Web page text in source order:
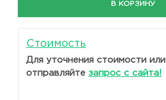
В КОРЗИНУ
Стоимость
Для уточнения стоимости или
отправляйте запрос с сайта!